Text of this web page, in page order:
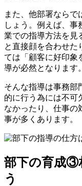
また、他部署ならで
しょう。例えば、事
業での指導方法を見
と直接顔を合わせた
ては「顧客に好印象
導が必然となります。
そんな指導は事務部
的に行う為には不可
なかったり、仕事の
事が多くあります。
部下の育成③
う